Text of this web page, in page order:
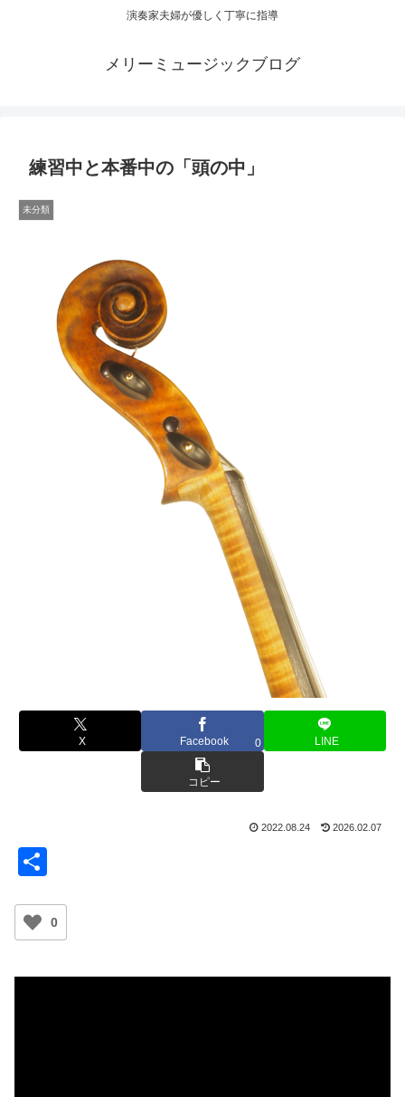
演奏家夫婦が優しく丁寧に指導
メリーミュージックブログ
練習中と本番中の「頭の中」
未分類
X Facebook 0 LINE
コピー
2022.08.24 2026.02.07
0